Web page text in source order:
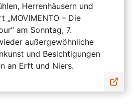
Herrenhäusern und
„MOVIMENTO – Die
am Sonntag, 7.
außergewöhnliche
und Besichtigungen
an Erft und Niers.